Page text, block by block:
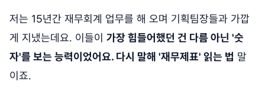
저는 15년간 재무회계 업무를 해 오며 기획팀장들과 가깝
게 지냈는데요. 이들이 가장 힘들어했던 건 다름 아닌 '숫
자'를 보는 능력이었어요. 다시 말해 '재무제표' 읽는 법 말
이죠.